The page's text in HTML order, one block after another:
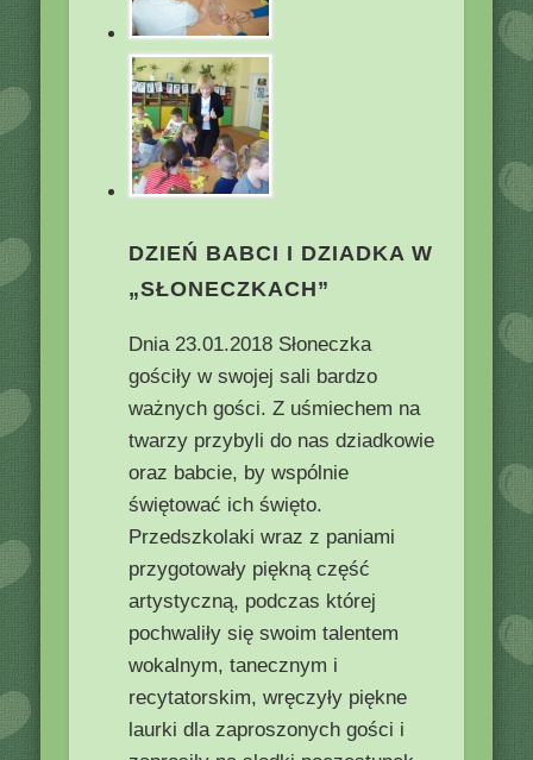
DZIEŃ BABCI I DZIADKA W
„SŁONECZKACH”
Dnia 23.01.2018 Słoneczka
gościły w swojej sali bardzo
ważnych gości. Z uśmiechem na
twarzy przybyli do nas dziadkowie
oraz babcie, by wspólnie
świętować ich święto.
Przedszkolaki wraz z paniami
przygotowały piękną część
artystyczną, podczas której
pochwaliły się swoim talentem
wokalnym, tanecznym i
recytatorskim, wręczyły piękne
laurki dla zaproszonych gości i